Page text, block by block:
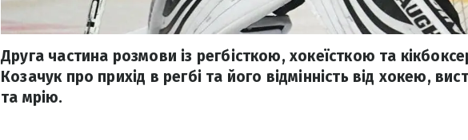
Друга частина розмови із регбісткою, хокеїсткою та
Козачук про прихід в регбі та його відмінність від хокею,
та мрію.